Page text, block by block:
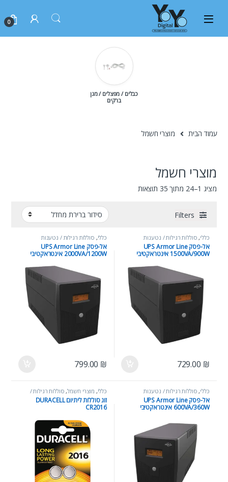
0
כבלים / מפצלים / מגן
ברקים
עמוד הבית מוצרי חשמל
מוצרי חשמל
מציג 1–24 מתוך 35 תוצאות
Filters
כללי, סוללות רגילות / נטענות
אל-פסק UPS Armor Line
1500VA/900W אינטראקטיבי
729.00 ₪
כללי, סוללות רגילות / נטענות
אל-פסק UPS Armor Line
2000VA/1200W אינטראקטיבי
799.00 ₪
כללי, סוללות רגילות / נטענות
אל-פסק UPS Armor Line
600VA/360W אינטראקטיבי
כללי, מוצרי חשמל, סוללות רגילות /
נטענות
זוג סוללות ליתיום DURACELL
CR2016